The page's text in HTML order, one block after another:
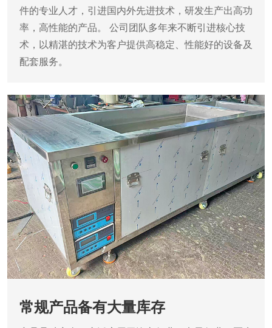
件的专业人才，引进国内外先进技术，研发生产出高功
率，高性能的产品。 公司团队多年来不断引进核心技
术，以精湛的技术为客户提供高稳定、性能好的设备及
配套服务。
常规产品备有大量库存